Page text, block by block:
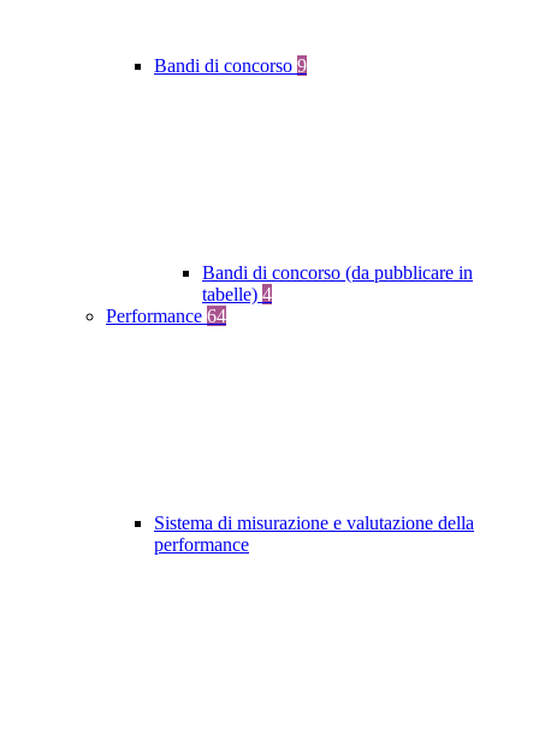
Bandi di concorso 9
Bandi di concorso (da pubblicare in
tabelle) 4
Performance 64
Sistema di misurazione e valutazione della
performance